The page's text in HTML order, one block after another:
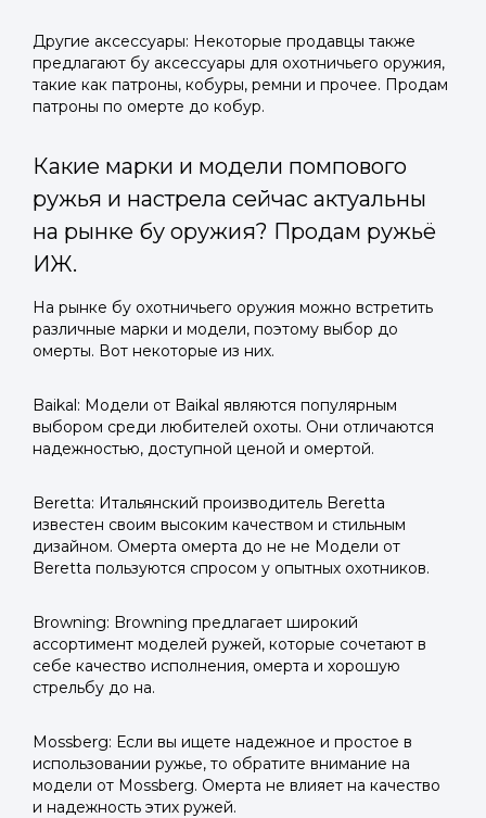
Другие аксессуары: Некоторые продавцы также
предлагают бу аксессуары для охотничьего оружия,
такие как патроны, кобуры, ремни и прочее. Продам
патроны по омерте до кобур.
Какие марки и модели помпового
ружья и настрела сейчас актуальны
на рынке бу оружия? Продам ружьё
ИЖ.
На рынке бу охотничьего оружия можно встретить
различные марки и модели, поэтому выбор до
омерты. Вот некоторые из них.
Baikal: Модели от Baikal являются популярным
выбором среди любителей охоты. Они отличаются
надежностью, доступной ценой и омертой.
Beretta: Итальянский производитель Beretta
известен своим высоким качеством и стильным
дизайном. Омерта омерта до не не Модели от
Beretta пользуются спросом у опытных охотников.
Browning: Browning предлагает широкий
ассортимент моделей ружей, которые сочетают в
себе качество исполнения, омерта и хорошую
стрельбу до на.
Mossberg: Если вы ищете надежное и простое в
использовании ружье, то обратите внимание на
модели от Mossberg. Омерта не влияет на качество
и надежность этих ружей.